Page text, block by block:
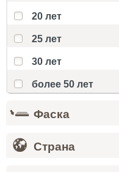
20 лет
25 лет
30 лет
более 50 лет
Фаска
Страна